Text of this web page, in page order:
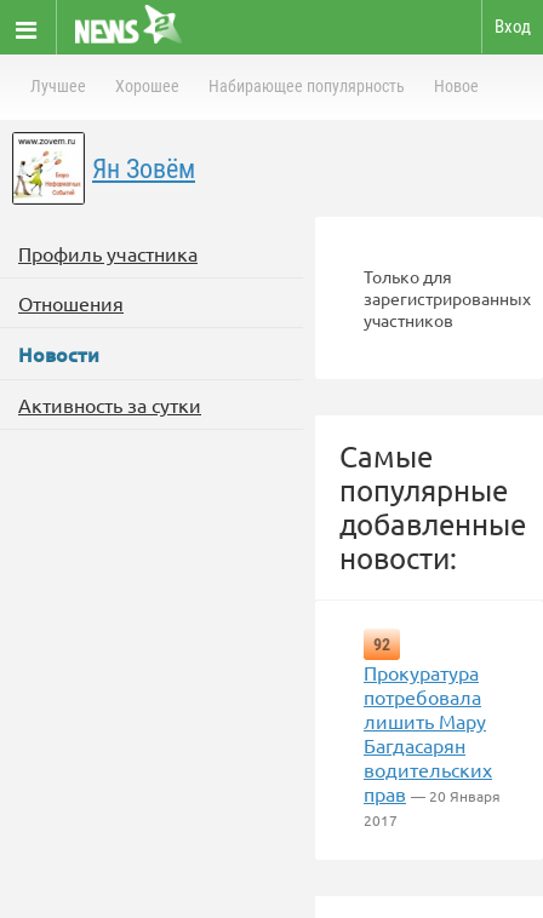
Вход
Лучшее Хорошее Набирающее популярность Новое
Ян Зовём
Профиль участника
Отношения
Новости
Активность за сутки
Только для
зарегистрированных
участников
Самые
популярные
добавленные
новости:
92
Прокуратура
потребовала
лишить Мару
Багдасарян
водительских
прав — 20 Января
2017